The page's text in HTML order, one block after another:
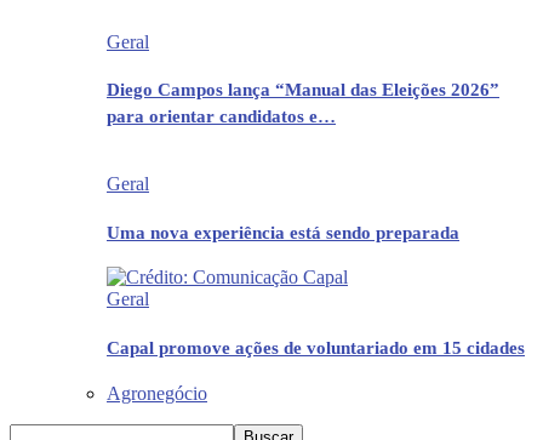
Geral
Diego Campos lança “Manual das Eleições 2026”
para orientar candidatos e…
Geral
Uma nova experiência está sendo preparada
Geral
Capal promove ações de voluntariado em 15 cidades
Agronegócio